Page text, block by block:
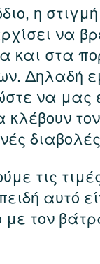
η
να
και στα
Δηλαδή
να μας
κλέβουν
τις
αυτό
με τον